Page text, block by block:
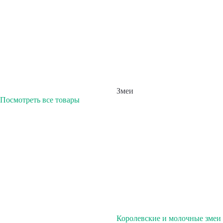
Змеи
Посмотреть все товары
Королевские и молочные змеи